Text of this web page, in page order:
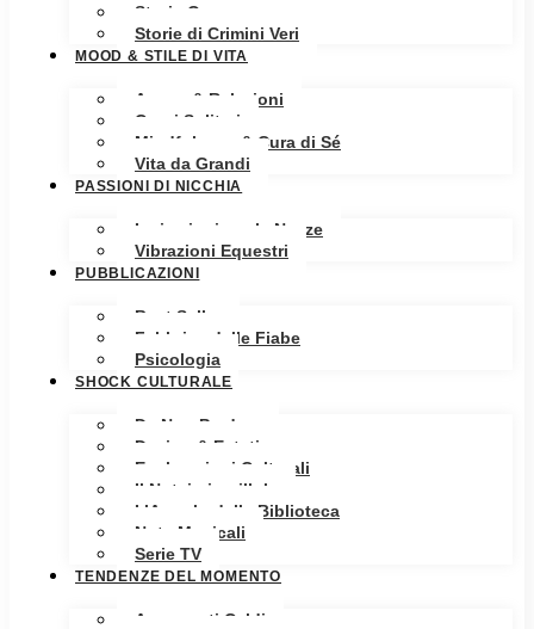
Storia Oscura
Storie di Crimini Veri
MOOD & STILE DI VITA
Amore & Relazioni
Cuori Solitari
Mindfulness & Cura di Sé
Vita da Grandi
PASSIONI DI NICCHIA
Ispirazioni per le Nozze
Vibrazioni Equestri
PUBBLICAZIONI
Best Seller
Fabbrica delle Fiabe
Psicologia
SHOCK CULTURALE
Da Non Perdere
Design & Estetica
Esplorazioni Culturali
Il Notaio in pillole
L’Angolo della Biblioteca
Note Musicali
Serie TV
TENDENZE DEL MOMENTO
Argomenti Caldi